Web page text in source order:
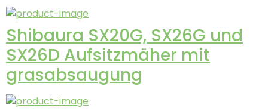
Shibaura SX20G, SX26G und
SX26D Aufsitzmäher mit
grasabsaugung